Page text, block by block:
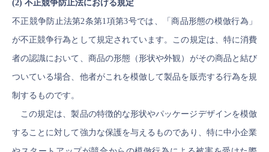
(2) 不正競争防止法における規定
不正競争防止法第2条第1項第3号では、「商品形態の模倣行為」
が不正競争行為として規定されています。この規定は、特に消費
者の認識において、商品の形態（形状や外観）がその商品と結び
ついている場合、他者がこれを模倣して製品を販売する行為を規
制するものです。
この規定は、製品の特徴的な形状やパッケージデザインを模倣
することに対して強力な保護を与えるものであり、特に中小企業